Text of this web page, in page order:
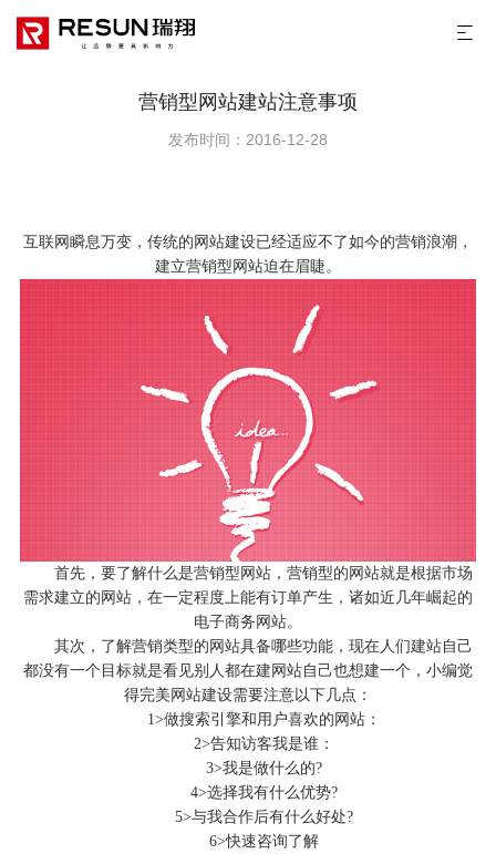
营销型网站建站注意事项
发布时间：2016-12-28
互联网瞬息万变，传统的 网站建设已经适应不了如今的营销浪潮，
建立营销型网站迫在眉睫。
首先，要了解什么是营销型网站，营销型的网站就是根据市场
需求建立的网站，在一定程度上能有订单产生，诸如近几年崛起的
电子商务网站。
其次，了解营销类型的网站具备哪些功能，现在人们建站自己
都没有一个目标就是看见别人都在建网站自己也想建一个，小编觉
得完美 网站建设需要注意以下几点：
1>做搜索引擎和用户喜欢的网站：
2>告知访客我是谁：
3>我是做什么的?
4>选择我有什么优势?
5>与我合作后有什么好处?
6>快速咨询了解